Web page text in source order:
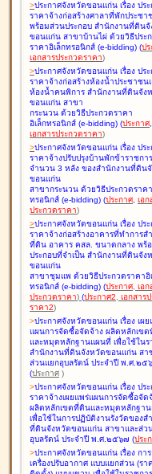
>ประกาศจังหวัดขอนแก่น เรื่อง ปร
ราคาจ้างก่อสร้างศาลาที่พักประชา
พร้อมส่วนประกอบ สำนักงานที่ดินจั
ขอนแก่น สาขาบ้านไผ่ ด้วยวิธีประ
ราคาอิเล็กทรอนิกส์ (e-bidding) (ปร
เอกสารประกวดราคา)
>ประกาศจังหวัดขอนแก่น เรื่อง ปร
ราคาจ้างก่อสร้างห้องน้ำประชาชน
ห้องน้ำคนพิการ สำนักงานที่ดินจัง
ขอนแก่น สาขา
กระนวน ด้วยวิธีประกวดราคา
อิเล็กทรอนิกส์ (e-bidding) (ประกาศ,
เอกสารประกวดราคา)
>ประกาศจังหวัดขอนแก่น เรื่อง ปร
ราคาจ้างปรับปรุงบ้านพักข้าราชการ
จำนวน 3 หลัง ของสำนักงานที่ดิน
ขอนแก่น
สาขากระนวน ด้วยวิธีประกวดราค
ทรอนิกส์ (e-bidding) (ประกาศ, เอก
ประกวดราคา)
>ประกาศจังหวัดขอนแก่น เรื่อง ปร
ราคาจ้างก่อสร้างอาคารที่ทำการส
ที่ดิน อาคาร คสล. ขนาดกลาง พร้
ประกอบที่จำเป็น สำนักงานที่ดินจัง
ขอนแก่น
สาขาชุมแพ ด้วยวิธีประกวดราคาอิ
ทรอนิกส์ (e-bidding) (ประกาศ, เอก
ประกวดราคา) (ประกาศ2, เอกสาร
ราคา2)
>ประกาศจังหวัดขอนแก่น เรื่อง เผ
แผนการจัดซื้อจัดจ้าง ผลิตหลักเข
และหมุดหลักฐานแผนที่ เพื่อใช้ในร
สำนักงานที่ดินจังหวัดขอนแก่น สา
ส่วนแยกอุบลรัตน์ ประจำปี พ.ศ.๒๕
(ประกาศ )
>ประกาศจังหวัดขอนแก่น เรื่อง ปร
ราคาจ้างเผยแพร่แผนการจัดซื้อจัด
ผลิตหลักเขตที่ดินและหมุดหลักฐา
เพื่อใช้ในการปฏิบัติงานรังวัดของส
ที่ดินจังหวัดขอนแก่น สาขาและส่ว
อุบลรัตน์ ประจำปี พ.ศ.๒๕๖๗ (ประ
>ประกาศจังหวัดขอนแก่น เรื่อง กา
เครื่องปรับอากาศ แบบแยกส่วน (รา